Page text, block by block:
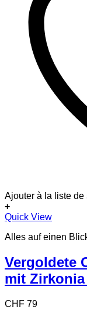
Ajouter à la liste de
+
Quick View
Alles auf einen
Vergoldete
mit Zirkonia
CHF 79